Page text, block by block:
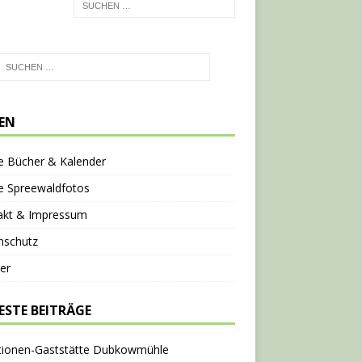
Bücher & Kalender
Spreewaldfotos
& Impressum
BEITRÄGE
Gaststätte Dubkowmühle